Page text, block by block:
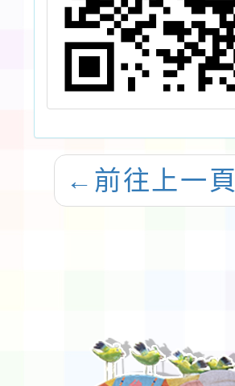
← 前往上一頁